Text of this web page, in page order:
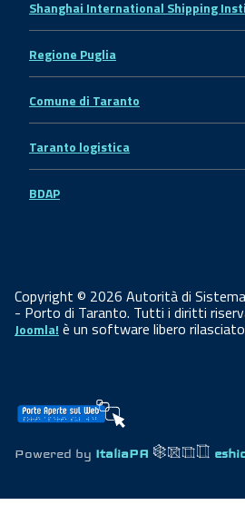
Shanghai International Shipping
Regione Puglia
Comune di Taranto
Taranto logistica
BDAP
Copyright © 2026 Autorità di
- Porto di Taranto. Tutti i diritti
Joomla! è un software libero
Powered by ItaliaPA